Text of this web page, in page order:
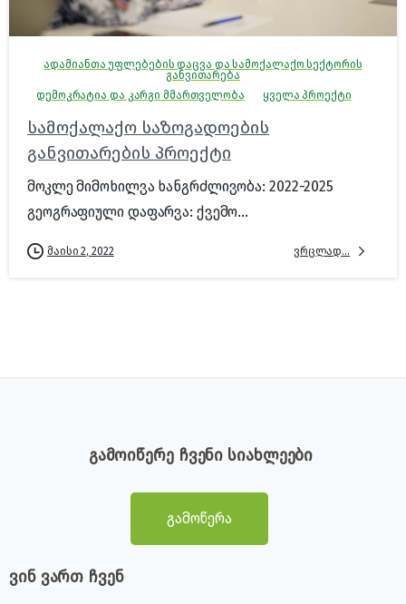
ადამიანთა უფლებების დაცვა და სამოქალაქო სექტორის
განვითარება
დემოკრატია და კარგი მმართველობა
ყველა პროექტი
სამოქალაქო საზოგადოების
განვითარების პროექტი
მოკლე მიმოხილვა ხანგრძლივობა: 2022-2025
გეოგრაფიული დაფარვა: ქვემო...
მაისი 2, 2022 ვრცლად...
გამოიწერე ჩვენი სიახლეები
გამოწერა
ვინ ვართ ჩვენ